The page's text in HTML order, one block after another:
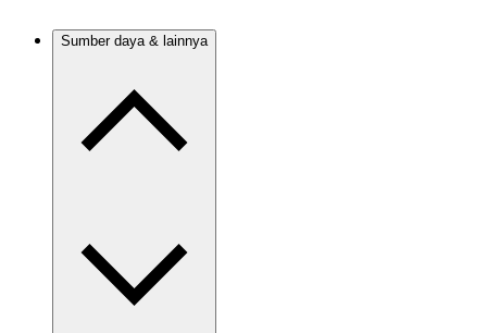
Sumber daya & lainnya